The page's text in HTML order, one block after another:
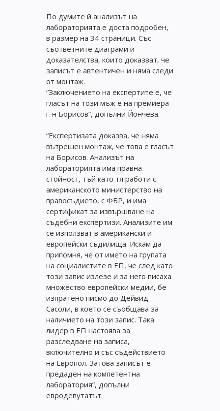
По думите й анализът на
лабораторията е доста подробен,
в размер на 34 страници. Със
съответните диаграми и
доказателства, които доказват, че
записът е автентичен и няма следи
от монтаж.
“Заключението на експертите е, че
гласът на този мъж е на премиера
г-н Борисов”, допълни Йончева.
“Експертизата доказва, че няма
вътрешен монтаж, че това е гласът
на Борисов. Анализът на
лабораторията има правна
стойност, тъй като тя работи с
американското министерство на
правосъдието, с ФБР, и има
сертификат за извършване на
съдебни експертизи. Анализите им
се използват в американски и
европейски съдилища. Искам да
припомня, че от името на групата
на социалистите в ЕП, че след като
този запис излезе и за него писаха
множество европейски медии, бе
изпратено писмо до Дейвид
Сасоли, в което се съобщава за
наличието на този запис. Така
лидер в ЕП настоява за
разследване на записа,
включително и със съдействието
на Европол. Затова записът е
предаден на компетентна
лаборатория”, допълни
евродепутатът.